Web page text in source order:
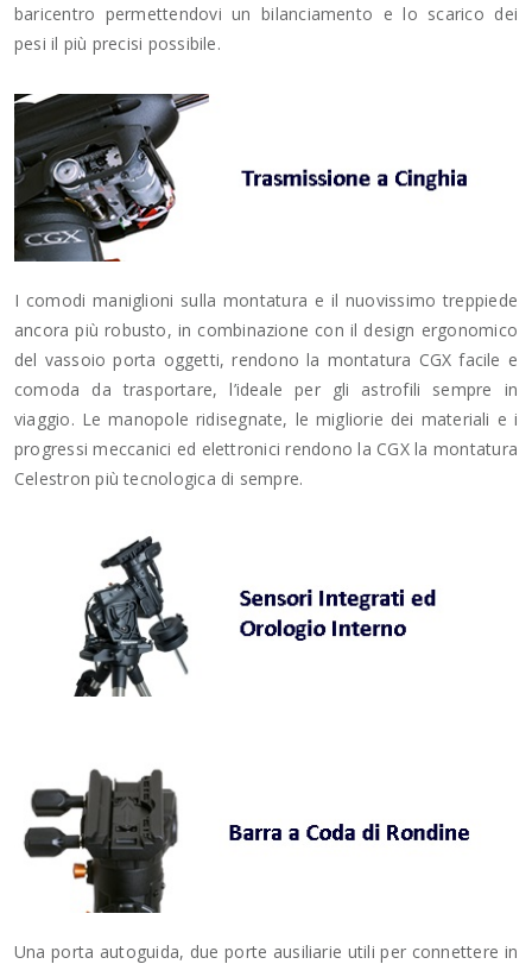
baricentro permettendovi un bilanciamento e lo scarico dei
pesi il più precisi possibile.
I comodi maniglioni sulla montatura e il nuovissimo treppiede
ancora più robusto, in combinazione con il design ergonomico
del vassoio porta oggetti, rendono la montatura CGX facile e
comoda da trasportare, l’ideale per gli astrofili sempre in
viaggio. Le manopole ridisegnate, le migliorie dei materiali e i
progressi meccanici ed elettronici rendono la CGX la montatura
Celestron più tecnologica di sempre.
Una porta autoguida, due porte ausiliarie utili per connettere in